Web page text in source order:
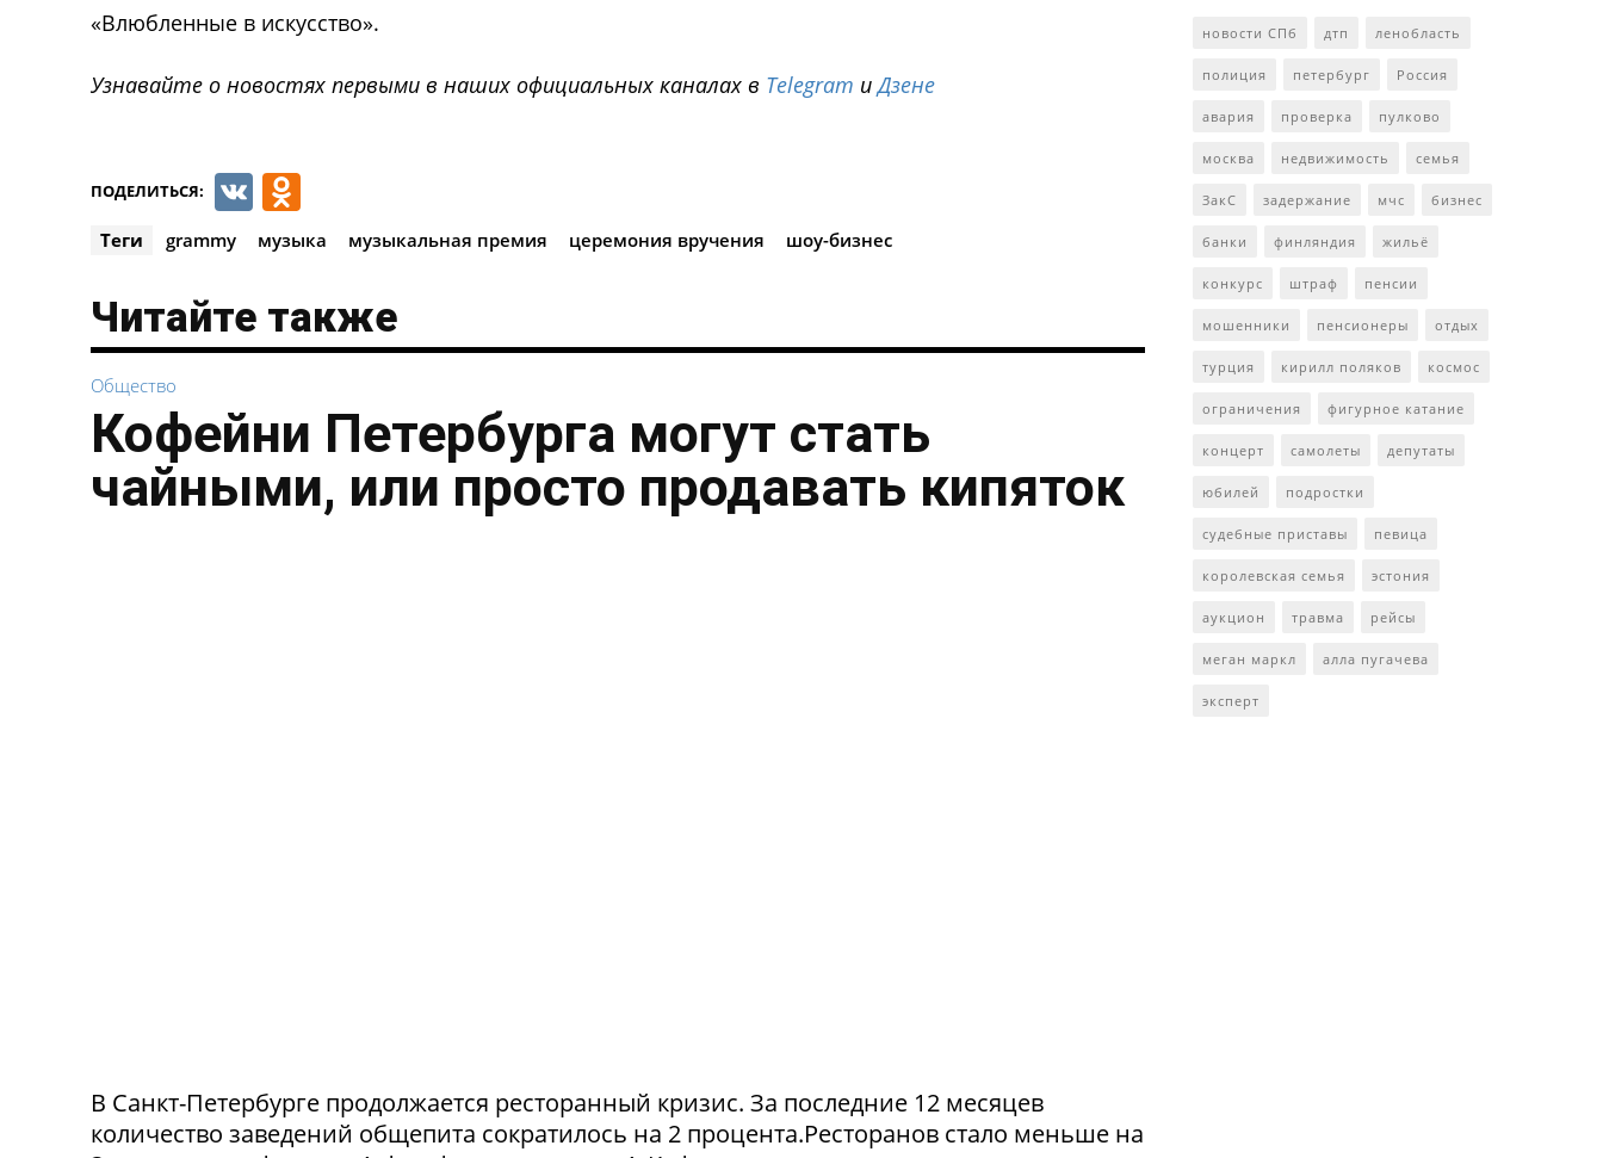
«Влюбленные в искусство».
Узнавайте о новостях первыми в наших официальных каналах в Telegram иДзене
ПОДЕЛИТЬСЯ: VK
Теги grammy музыка музыкальная премия церемония вручения шоу-бизнес
Читайте также
Общество
Кофейни Петербурга могут стать
чайными, или просто продавать кипяток
В Санкт-Петербурге продолжается ресторанный кризис. За последние 12 месяцев
количество заведений общепита сократилось на 2 процента.Ресторанов стало меньше на
новости СПб дтп ленобласть
полиция петербург Россия
авария проверка пулково
москва недвижимость семья
ЗакС задержание мчс бизнес
банки финляндия жильё
конкурс штраф пенсии
мошенники пенсионеры отдых
турция кирилл поляков космос
ограничения фигурное катание
концерт самолеты депутаты
юбилей подростки
судебные приставы певица
королевская семья эстония
аукцион травма рейсы
меган маркл алла пугачева
эксперт